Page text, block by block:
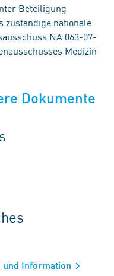
Beteiligung
zuständige nationale
NA 063-07-
Medizin
Dokumente
Information